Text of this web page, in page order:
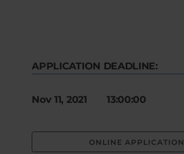
APPLICATION DEADLINE:
Nov 11, 2021 13:00:00
ONLINE APPLICATION